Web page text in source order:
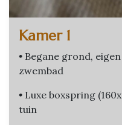
Kamer 1
• Begane grond,
zwembad
• Luxe boxspring
tuin